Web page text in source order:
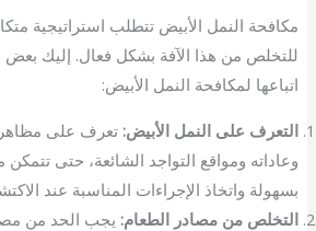
مكافحة النمل الأبيض تتطلب استراتيجية
للتخلص من هذا الآفة بشكل فعال. إليك
اتباعها لمكافحة النمل الأبيض:
التعرف على النمل الأبيض: تعرف على مظاهر
وعاداته ومواقع التواجد الشائعة، حتى
بسهولة واتخاذ الإجراءات المناسبة عند
التخلص من مصادر الطعام: يجب الحد من